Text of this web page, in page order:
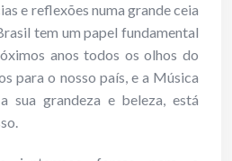
e reflexões numa grande ceia
tem um papel fundamental
anos todos os olhos do
para o nosso país, e a Música
sua grandeza e beleza, está